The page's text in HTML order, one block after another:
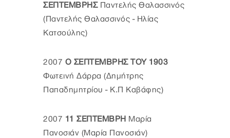
ΣΕΠΤΕΜΒΡΗΣΠαντελής Θαλασσινός
(Παντελής Θαλασσινός - Ηλίας
Κατσούλης)
2007 Ο ΣΕΠΤΕΜΒΡΗΣ ΤΟΥ 1903
Φωτεινή Δάρρα (Δημήτρης
Παπαδημητρίου - Κ.Π Καβάφης)
2007 11 ΣΕΠΤΕΜΒΡΗ Μαρία
Πανοσιάν (Μαρία Πανοσιάν)